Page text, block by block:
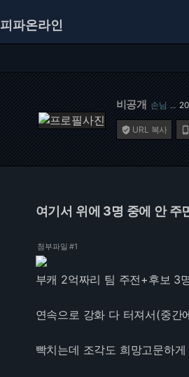
피파온라인
비공개 손님 …
 URL 복사 
여기서 위에 3명 중에 안 주
첨부파일 #1
부캐 2억짜리 팀 주전+후보 3
연속으로 강화 다 터져서(중간
빡치는데 조각도 희망고문하